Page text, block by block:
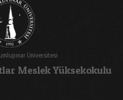
Üniversitesi
Meslek Yüksekokulu